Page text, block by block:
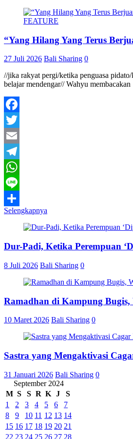
FEATURE
“Yang Hilang Yang Terus
27 Juli 2026 Bali Sharing 0
//jika rakyat pergi/ketika penguasa
belajar mendengar// Wahyu membacakan
Facebook
Twitter
Email
Telegram
WhatsApp
Line
Share
Selengkapnya
Dur-Padi, Ketika Perempuan
8 Juli 2026 Bali Sharing 0
Ramadhan di Kampung
10 Maret 2026 Bali Sharing 0
Sastra yang Mengaktivasi
31 Januari 2026 Bali Sharing 0
September 2024
M S S R K J
S
1
2 3 4 5 6
7
8
9 10 11 12 13 14
15 16 17 18 19 20 21
22 23 24 25 26 27 28